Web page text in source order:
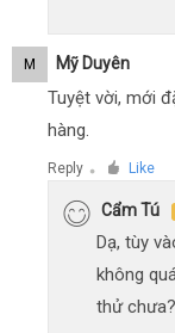
M Mỹ Duyên
Tuyệt vời, mới
hàng.
Reply ● Like
Cẩm Tú
Dạ, tùy
không
thử chưa?